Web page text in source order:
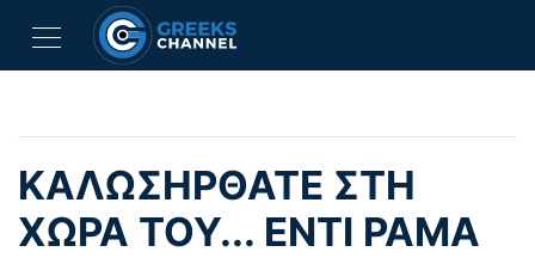
ΚΑΛΩΣΗΡΘΑΤΕ ΣΤΗ
ΧΩΡΑ ΤΟΥ... ΕΝΤΙ ΡΑΜΑ